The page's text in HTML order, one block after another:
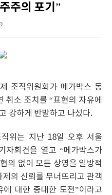
주의 포기”
조직위원회가 메가박스 동
취소 조치를 “표현의 자유에
강하게 반발하고 나섰다.
위는 지난 18일 오후 서울
자회견을 열고 “메가박스가
의 없이 모든 상영을 일방적
의 신뢰를 무너뜨리고 관객
대한 중대한 도전”이라고